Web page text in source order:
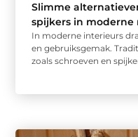
Slimme
spijkers in moderne
In moderne interieurs
en gebruiksgemak.
zoals schroeven en